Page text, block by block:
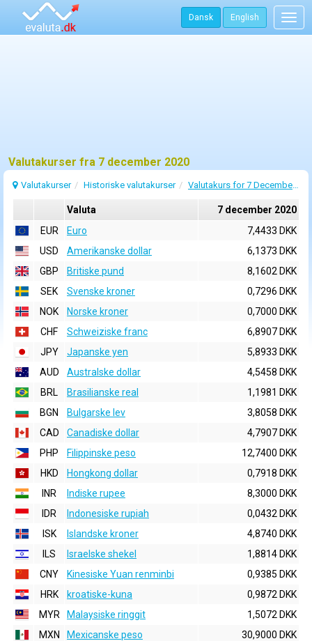
Dansk English
Valutakurser fra 7 december 2020
Valutakurser Historiske valutakurser Valutakurs for 7 December 2020
Valuta
7 december 2020
EUR
Euro
7,4433 DKK
USD
Amerikanske dollar
6,1373 DKK
GBP
Britiske pund
8,1602 DKK
SEK
Svenske kroner
0,7296 DKK
NOK
Norske kroner
0,7000 DKK
CHF
Schweiziske franc
6,8907 DKK
JPY
Japanske yen
5,8933 DKK
AUD
Australske dollar
4,5458 DKK
BRL
Brasilianske real
1,1981 DKK
BGN
Bulgarske lev
3,8058 DKK
CAD
Canadiske dollar
4,7907 DKK
PHP
Filippinske peso
12,7400 DKK
HKD
Hongkong dollar
0,7918 DKK
INR
Indiske rupee
8,3000 DKK
IDR
Indonesiske rupiah
0,0432 DKK
ISK
Islandske kroner
4,8740 DKK
ILS
Israelske shekel
1,8814 DKK
CNY
Kinesiske Yuan renminbi
0,9385 DKK
HRK
kroatiske-kuna
0,9872 DKK
MYR
Malaysiske ringgit
1,5072 DKK
MXN
Mexicanske peso
30,9000 DKK